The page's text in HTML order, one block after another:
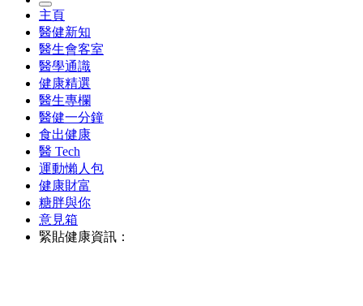
主頁
醫健新知
醫生會客室
醫學通識
健康精選
醫生專欄
醫健一分鐘
食出健康
醫 Tech
運動懶人包
健康財富
糖胖與你
意見箱
緊貼健康資訊：